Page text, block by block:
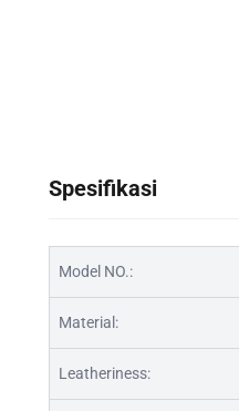
Spesifikasi
Model NO.:
Material:
Leatheriness: